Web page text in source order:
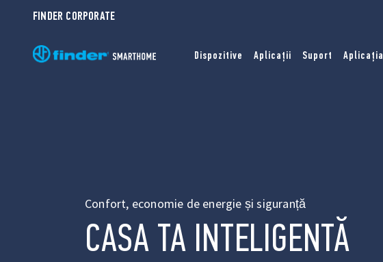
FINDER CORPORATE
Dispozitive Aplicații Suport Aplicația
Confort, economie de energie și siguranță
CASA TA INTELIGENTĂ